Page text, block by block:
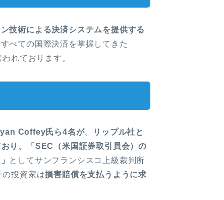
技術による決済システムを提供する
すべての国際決済を掌握してきた
れております。
Coffey氏ら4名 が、
リップル社と
り、「SEC（米国証券取引員会）の
としてサンフランシスコ上級裁判所
の投資家は損害賠償を支払うように求